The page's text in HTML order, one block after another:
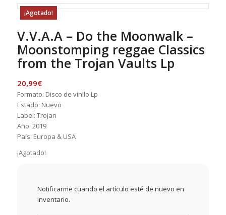
¡Agotado!
V.V.A.A – Do the Moonwalk –
Moonstomping reggae Classics
from the Trojan Vaults Lp
20,99€
Formato: Disco de vinilo Lp
Estado: Nuevo
Label: Trojan
Año: 2019
País: Europa & USA
¡Agotado!
Notificarme cuando el artículo esté de nuevo en
inventario.